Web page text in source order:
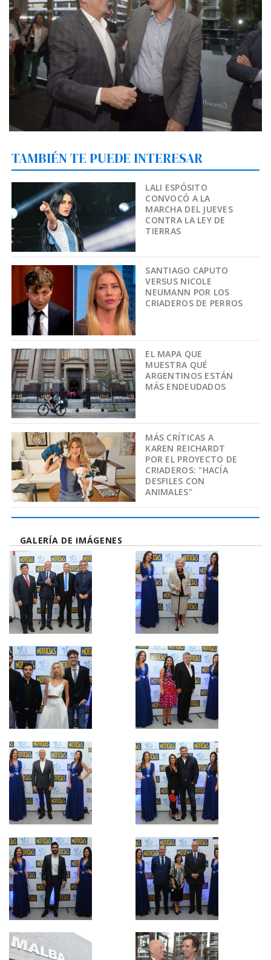
TAMBIÉN TE PUEDE INTERESAR
LALI ESPÓSITO
CONVOCÓ A LA
MARCHA DEL JUEVES
CONTRA LA LEY DE
TIERRAS
SANTIAGO CAPUTO
VERSUS NICOLE
NEUMANN POR LOS
CRIADEROS DE PERROS
EL MAPA QUE
MUESTRA QUÉ
ARGENTINOS ESTÁN
MÁS ENDEUDADOS
MÁS CRÍTICAS A
KAREN REICHARDT
POR EL PROYECTO DE
CRIADEROS: "HACÍA
DESFILES CON
ANIMALES"
GALERÍA DE IMÁGENES